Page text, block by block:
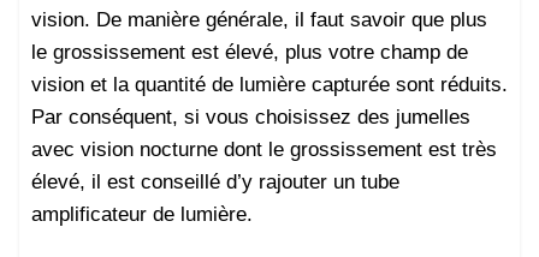
vision. De manière générale, il faut savoir que plus
le grossissement est élevé, plus votre champ de
vision et la quantité de lumière capturée sont réduits.
Par conséquent, si vous choisissez des jumelles
avec vision nocturne dont le grossissement est très
élevé, il est conseillé d’y rajouter un tube
amplificateur de lumière.